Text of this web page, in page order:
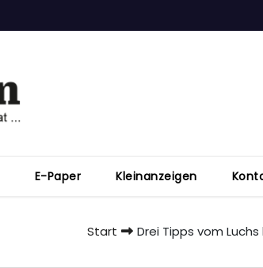
E-Paper Kleinanzeigen
Start Drei Tipps vom